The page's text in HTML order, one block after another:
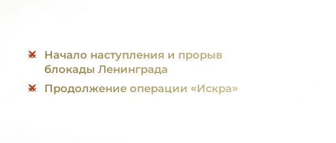
Начало наступления и прорыв
блокады Ленинграда
Продолжение операции «Искра»